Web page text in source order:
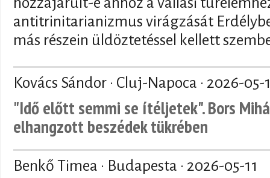
antitrinitarianizmus virágzását
más részein üldöztetéssel kellett
Kovács Sándor · Cluj-Napoca · 2026-05-
"Idő előtt semmi se ítéljetek". Bors
elhangzott beszédek tükrében
Benkő Timea · Budapesta · 2026-05-11